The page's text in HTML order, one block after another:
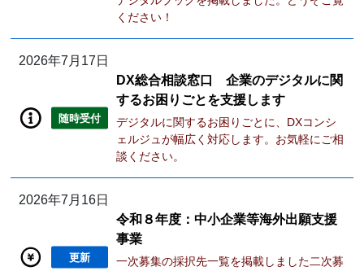
ください！
2026年7月17日
随時受付
DX総合相談窓口 企業のデジタルに関
するお困りごとを支援します
デジタルに関するお困りごとに、DXコンシ
ェルジュが幅広く対応します。お気軽にご相
談ください。
2026年7月16日
更新
令和８年度：中小企業等海外出願支援
事業
一次募集の採択先一覧を掲載しました二次募